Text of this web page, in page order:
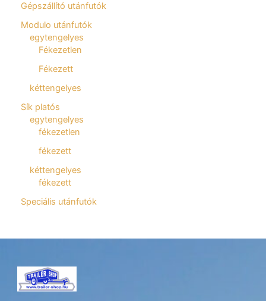
Gépszállító utánfutók
Modulo utánfutók
egytengelyes
Fékezetlen
Fékezett
kéttengelyes
Sík platós
egytengelyes
fékezetlen
fékezett
kéttengelyes
fékezett
Speciális utánfutók